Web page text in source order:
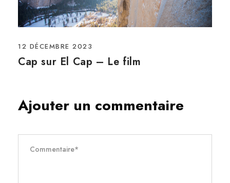
12 DÉCEMBRE 2023
Cap sur El Cap – Le film
Ajouter un commentaire